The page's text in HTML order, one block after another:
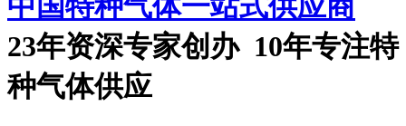
中国特种气体一站式供应商
23年资深专家创办 10年专注特
种气体供应